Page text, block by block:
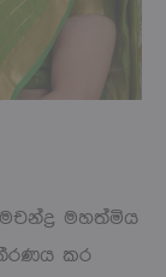
මහත්මිය
කර